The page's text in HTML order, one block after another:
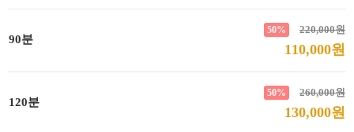
90분
220,000원
50%
110,000원
120분
260,000원
50%
130,000원